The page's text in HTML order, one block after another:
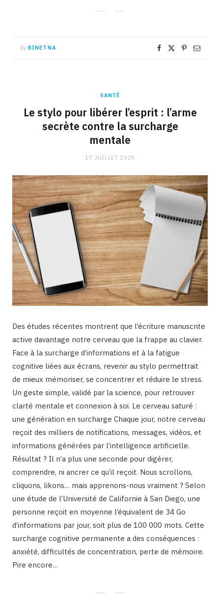
By BINETNA
SANTÉ
Le stylo pour libérer l’esprit : l’arme
secrète contre la surcharge
mentale
17 JUILLET 2025
Des études récentes montrent que l’écriture manuscrite
active davantage notre cerveau que la frappe au clavier.
Face à la surcharge d’informations et à la fatigue
cognitive liées aux écrans, revenir au stylo permettrait
de mieux mémoriser, se concentrer et réduire le stress.
Un geste simple, validé par la science, pour retrouver
clarté mentale et connexion à soi. Le cerveau saturé :
une génération en surcharge Chaque jour, notre cerveau
reçoit des milliers de notifications, messages, vidéos, et
informations générées par l’intelligence artificielle.
Résultat ? Il n’a plus une seconde pour digérer,
comprendre, ni ancrer ce qu’il reçoit. Nous scrollons,
cliquons, likons… mais apprenons-nous vraiment ? Selon
une étude de l’Université de Californie à San Diego, une
personne reçoit en moyenne l’équivalent de 34 Go
d’informations par jour, soit plus de 100 000 mots. Cette
surcharge cognitive permanente a des conséquences :
anxiété, difficultés de concentration, perte de mémoire.
Pire encore…